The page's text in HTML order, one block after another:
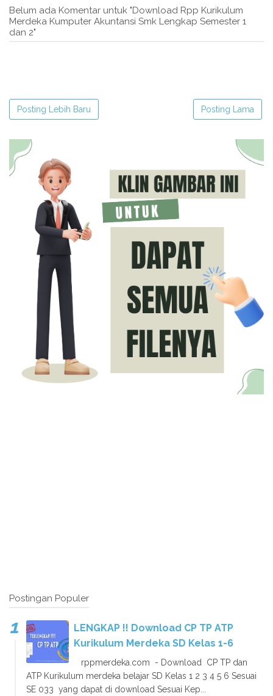
Belum ada Komentar untuk "Download Rpp Kurikulum
Merdeka Kumputer Akuntansi Smk Lengkap Semester 1
dan 2"
Posting Lebih Baru Posting Lama
Postingan Populer
LENGKAP !! Download CP TP ATP
Kurikulum Merdeka SD Kelas 1-6
rppmerdeka.com - Download CP TP dan
ATP Kurikulum merdeka belajar SD Kelas 1 2 3 4 5 6 Sesuai
SE 033 yang dapat di download Sesuai Kep...